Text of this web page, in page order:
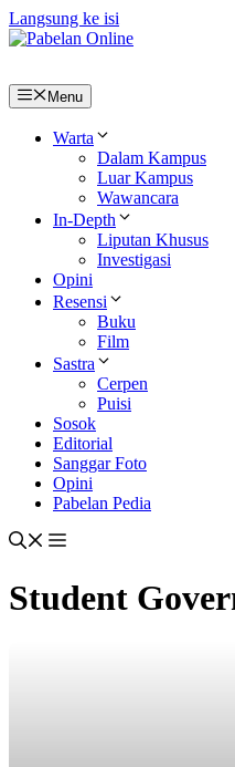
Langsung ke isi
Menu
Warta
Dalam Kampus
Luar Kampus
Wawancara
In-Depth
Liputan Khusus
Investigasi
Opini
Resensi
Buku
Film
Sastra
Cerpen
Puisi
Sosok
Editorial
Sanggar Foto
Opini
Pabelan Pedia
Student